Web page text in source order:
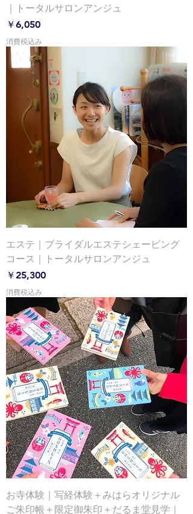
｜トータルサロンアンジュ
価格
￥6,050
消費税込み
エステ｜ブライダルエステシェービング
コース｜トータルサロンアンジュ
価格
￥25,300
消費税込み
お寺体験｜写経体験＋みはらオリジナル
ご朱印帳＋限定御朱印＋だるま堂見学｜